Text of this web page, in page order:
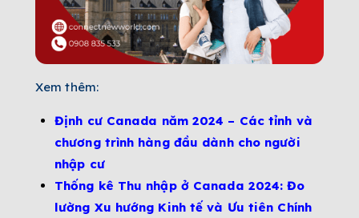
Xem thêm:
Định cư Canada năm 2024 – Các tỉnh và
chương trình hàng đầu dành cho người
nhập cư
Thống kê Thu nhập ở Canada 2024: Đo
lường Xu hướng Kinh tế và Ưu tiên Chính